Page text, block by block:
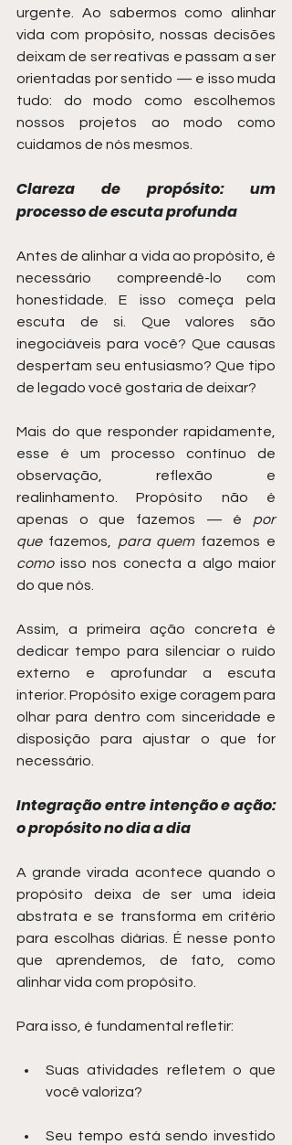
urgente. Ao sabermos como alinhar
vida com propósito, nossas decisões
deixam de ser reativas e passam a ser
orientadas por sentido — e isso muda
tudo: do modo como escolhemos
nossos projetos ao modo como
cuidamos de nós mesmos.
Clareza de propósito: um
processo de escuta profunda
Antes de alinhar a vida ao propósito, é
necessário compreendê-lo com
honestidade. E isso começa pela
escuta de si. Que valores são
inegociáveis para você? Que causas
despertam seu entusiasmo? Que tipo
de legado você gostaria de deixar?
Mais do que responder rapidamente,
esse é um processo contínuo de
observação, reflexão e
realinhamento. Propósito não é
apenas o que fazemos — é por
que fazemos, para quem
como isso nos conecta a algo maior
do que nós.
Assim, a primeira ação concreta é
dedicar tempo para silenciar o ruído
externo e aprofundar a escuta
interior. Propósito exige coragem para
olhar para dentro com sinceridade e
disposição para ajustar o que for
necessário.
Integração entre intenção e ação:
o propósito no dia a dia
A grande virada acontece quando o
propósito deixa de ser uma ideia
abstrata e se transforma em critério
para escolhas diárias. É nesse ponto
que aprendemos, de fato, como
alinhar vida com propósito.
Para isso, é fundamental refletir:
Suas atividades refletem o que
você valoriza?
Seu tempo está sendo investido